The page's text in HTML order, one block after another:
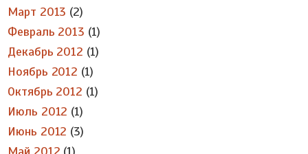
Март 2013 (2)
Февраль 2013 (1)
Декабрь 2012 (1)
Ноябрь 2012 (1)
Октябрь 2012 (1)
Июль 2012 (1)
Июнь 2012 (3)